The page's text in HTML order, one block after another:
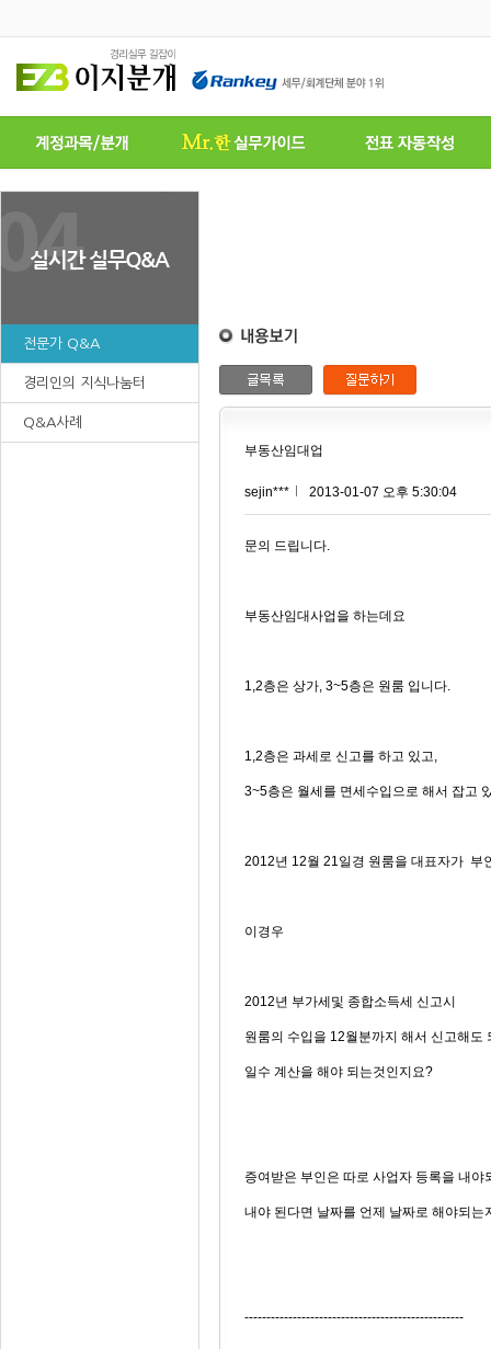
전문가 Q&A
경리인의 지식나눔터
Q&A사례
부동산임대업
sejin*** 2013-01-07 오후 5:30:04
문의 드립니다.
부동산임대사업을 하는데요
1,2층은 상가, 3~5층은 원룸 입니다.
1,2층은 과세로 신고를 하고 있고,
3~5층은 월세를 면세수입으로 해서 잡고
2012년 12월 21일경 원룸을 대표자가 부
이경우
2012년 부가세및 종합소득세 신고시
원룸의 수입을 12월분까지 해서 신고해도
일수 계산을 해야 되는것인지요?
증여받은 부인은 따로 사업자 등록을 내
내야 된다면 날짜를 언제 날짜로 해야되는
--------------------------------------------------